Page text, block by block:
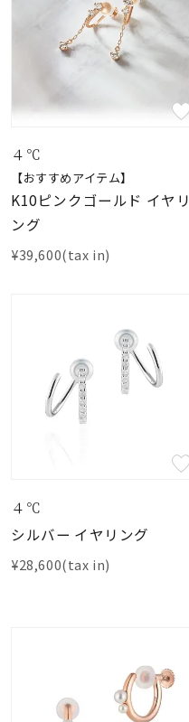
４℃
【おすすめアイテム】
K10ピンクゴールド イヤリ
ング
¥39,600(tax in)
４℃
シルバー イヤリング
¥28,600(tax in)